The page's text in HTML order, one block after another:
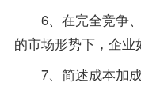
6、在完全竞争、
的市场形势下，企业
7、简述成本加成